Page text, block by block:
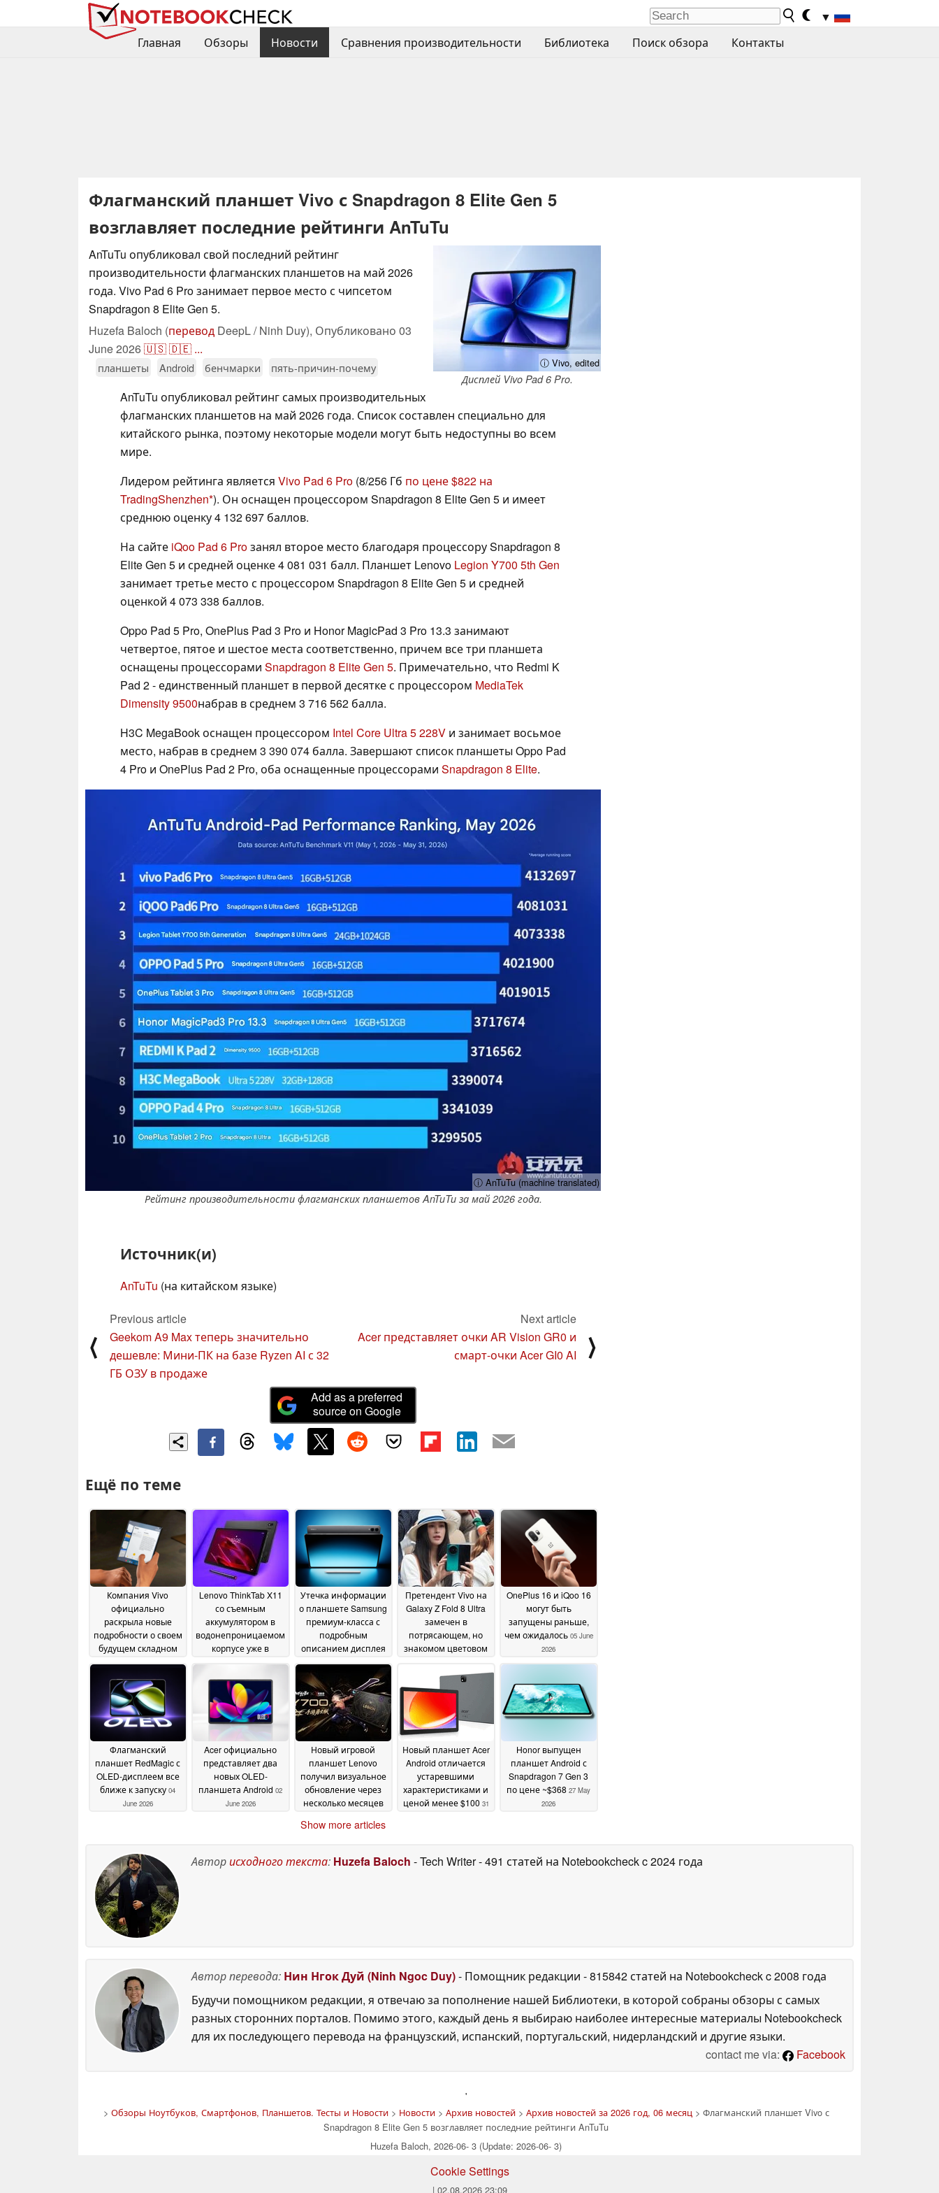
▼
Главная
Обзоры Новости Сравнения производительности Библиотека Поиск обзора Контакты
Флагманский планшет Vivo с Snapdragon 8 Elite Gen 5
возглавляет последние рейтинги AnTuTu
ⓘ Vivo, edited
Дисплей Vivo Pad 6 Pro.
AnTuTu опубликовал свой последний рейтинг
производительности флагманских планшетов на май 2026
года. Vivo Pad 6 Pro занимает первое место с чипсетом
Snapdragon 8 Elite Gen 5.
Huzefa Baloch (перевод DeepL / Ninh Duy), Опубликовано 03
June 2026🇺🇸🇩🇪 ...
планшеты Android бенчмарки пять-причин-почему
AnTuTu опубликовал рейтинг самых производительных
флагманских планшетов на май 2026 года. Список составлен специально для
китайского рынка, поэтому некоторые модели могут быть недоступны во всем
мире.
Лидером рейтинга является Vivo Pad 6 Pro (8/256 Гб по цене $822 на
TradingShenzhen ). Он оснащен процессором Snapdragon 8 Elite Gen 5 и имеет
среднюю оценку 4 132 697 баллов.
На сайте iQoo Pad 6 Proзанял второе место благодаря процессору Snapdragon 8
Elite Gen 5 и средней оценке 4 081 031 балл. Планшет Lenovo Legion Y700 5th Gen
занимает третье место с процессором Snapdragon 8 Elite Gen 5 и средней
оценкой 4 073 338 баллов.
Oppo Pad 5 Pro, OnePlus Pad 3 Pro и Honor MagicPad 3 Pro 13.3 занимают
четвертое, пятое и шестое места соответственно, причем все три планшета
оснащены процессорами Snapdragon 8 Elite Gen 5. Примечательно, что Redmi K
Pad 2 - единственный планшет в первой десятке с процессором MediaTek
Dimensity 9500набрав в среднем 3 716 562 балла.
H3C MegaBook оснащен процессором Intel Core Ultra 5 228V и занимает восьмое
место, набрав в среднем 3 390 074 балла. Завершают список планшеты Oppo Pad
4 Pro и OnePlus Pad 2 Pro, оба оснащенные процессорами Snapdragon 8 Elite.
ⓘ AnTuTu (machine translated)
Рейтинг производительности флагманских планшетов AnTuTu за май 2026 года.
Источник(и)
AnTuTu (на китайском языке)
⟨
Previous article
Geekom A9 Max теперь значительно
дешевле: Мини-ПК на базе Ryzen AI с 32
ГБ ОЗУ в продаже
Next article
Acer представляет очки AR Vision GR0 и
смарт-очки Acer GI0 AI
⟩
Add as a preferred
source on Google
Ещё по теме
Компания Vivo
официально
раскрыла новые
подробности о своем
будущем складном
13 June 2026
Lenovo ThinkTab X11
со съемным
аккумулятором в
водонепроницаемом
корпусе уже в
11 June 2026
Утечка информации
о планшете Samsung
премиум-класса с
подробным
описанием дисплея
10 June 2026
Претендент Vivo на
Galaxy Z Fold 8 Ultra
замечен в
потрясающем, но
знакомом цветовом
преддверии запуска
10 June 2026
OnePlus 16 и iQoo 16
могут быть
запущены раньше,
чем ожидалось 05 June
2026
Флагманский
планшет RedMagic с
OLED-дисплеем все
ближе к запуску 04
June 2026
Acer официально
представляет два
новых OLED-
планшета Android 02
June 2026
Новый игровой
планшет Lenovo
получил визуальное
обновление через
несколько месяцев
2026
Новый планшет Acer
Android отличается
устаревшими
характеристиками и
ценой менее $100 31
Honor выпущен
планшет Android с
Snapdragon 7 Gen 3
по цене ~$368 27 May
2026
Show more articles
Авторисходного текста: Huzefa Baloch - Tech Writer- 491 статей на Notebookcheckc 2024 года
Автор перевода: Нин Нгок Дуй (Ninh Ngoc Duy)- Помощник редакции - 815842 статей на Notebookcheckc 2008 года
Будучи помощником редакции, я отвечаю за пополнение нашей Библиотеки, в которой собраны обзоры с самых
разных сторонних порталов. Помимо этого, каждый день я выбираю наиболее интересные материалы Notebookcheck
для их последующего перевода на французский, испанский, португальский, нидерландский и другие языки.
contact me via:
Facebook
'
> Обзоры Ноутбуков, Смартфонов, Планшетов. Тесты и Новости> Новости> Архив новостей> Архив новостей за 2026 год, 06 месяц > Флагманский планшет Vivo с
Snapdragon 8 Elite Gen 5 возглавляет последние рейтинги AnTuTu
Huzefa Baloch, 2026-06- 3 (Update: 2026-06- 3)
Cookie Settings
| 02.08.2026 23:09